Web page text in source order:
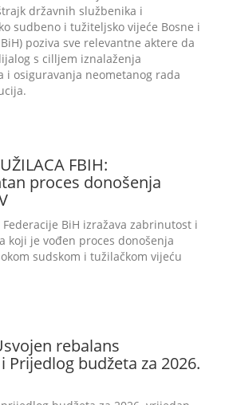
državnih službenika i
sudbeno i tužiteljsko vijeće Bosne i
BiH) poziva sve relevantne aktere da
s cilljem iznalaženja
osiguravanja neometanog rada
FBIH:
proces donošenja
BiH izražava zabrinutost i
koji je vođen proces donošenja
sudskom i tužilačkom vijeću
rebalans
Prijedlog budžeta za 2026.